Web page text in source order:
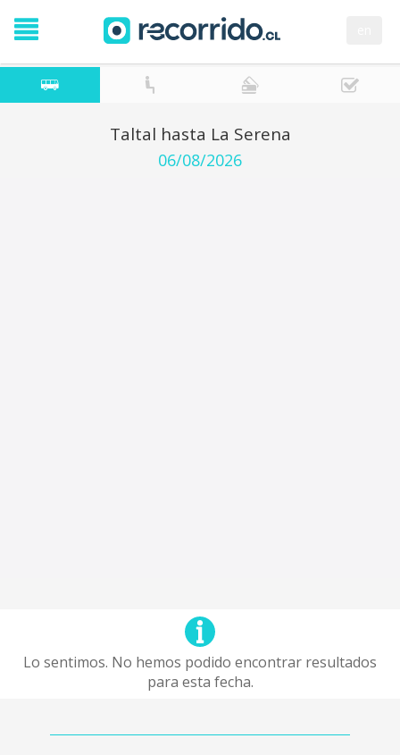
Taltal hasta La Serena
06/08/2026
Lo sentimos. No hemos podido encontrar resultados
para esta fecha.